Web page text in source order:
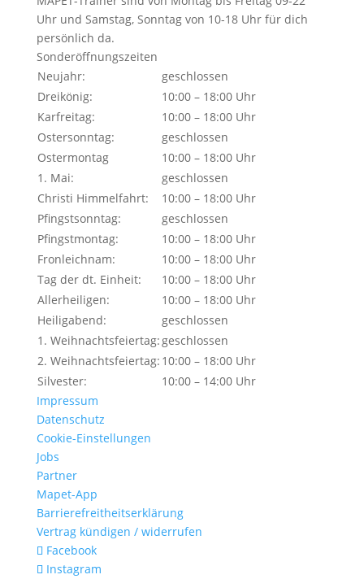
Uhr und Samstag, Sonntag von 10-18 Uhr für dich
persönlich da.
Sonderöffnungszeiten
Neujahr:
geschlossen
Dreikönig:
10:00 – 18:00 Uhr
Karfreitag:
10:00 – 18:00 Uhr
Ostersonntag:
geschlossen
Ostermontag
10:00 – 18:00 Uhr
1. Mai:
geschlossen
Christi Himmelfahrt:
10:00 – 18:00 Uhr
Pfingstsonntag:
geschlossen
Pfingstmontag:
10:00 – 18:00 Uhr
Fronleichnam:
10:00 – 18:00 Uhr
Tag der dt. Einheit:
10:00 – 18:00 Uhr
Allerheiligen:
10:00 – 18:00 Uhr
Heiligabend:
geschlossen
1. Weihnachtsfeiertag:geschlossen
2. Weihnachtsfeiertag: 10:00 – 18:00 Uhr
Silvester:
10:00 – 14:00 Uhr
Impressum
Datenschutz
Cookie-Einstellungen
Jobs
Partner
Mapet-App
Barrierefreitheitserklärung
Vertrag kündigen / widerrufen
Facebook
Instagram